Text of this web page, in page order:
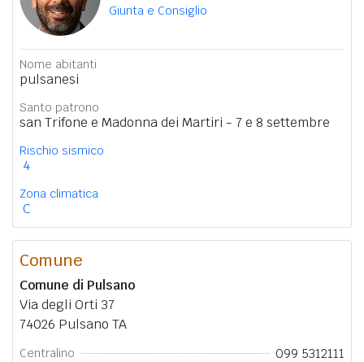
Giunta e Consiglio
Nome abitanti
pulsanesi
Santo patrono
san Trifone e Madonna dei Martiri - 7 e 8 settembre
Rischio sismico
4
Zona climatica
C
Comune
Comune di Pulsano
Via degli Orti 37
74026 Pulsano TA
Centralino 099 5312111